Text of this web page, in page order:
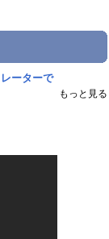
ーターで
もっと見る